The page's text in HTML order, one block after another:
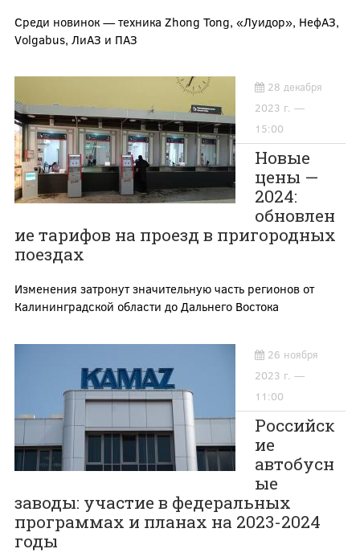
Среди новинок — техника Zhong Tong, «Луидор», НефАЗ,
Volgabus, ЛиАЗ и ПАЗ
28 декабря
2023 г. —
15:00
Новые
цены —
2024:
обновлен
ие тарифов на проезд в пригородных
поездах
Изменения затронут значительную часть регионов от
Калининградской области до Дальнего Востока
26 ноября
2023 г. —
11:00
Российск
ие
автобусн
ые
заводы: участие в федеральных
программах и планах на 2023-2024
годы